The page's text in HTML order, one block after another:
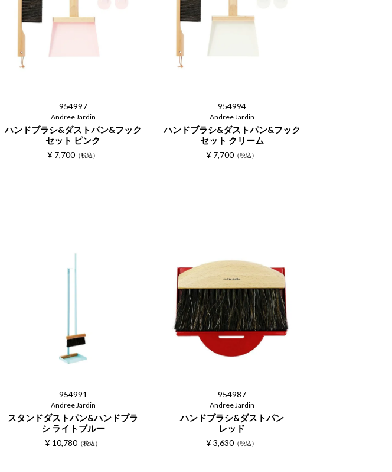
954997
Andree Jardin
ハンドブラシ&ダストパン&フック
セット ピンク
¥ 7,700 税込
954994
Andree Jardin
ハンドブラシ&ダストパン&フック
セット クリーム
¥ 7,700 税込
954991
Andree Jardin
スタンドダストパン&ハンドブラ
シ ライトブルー
¥ 10,780 税込
954987
Andree Jardin
ハンドブラシ&ダストパン
レッド
¥ 3,630 税込